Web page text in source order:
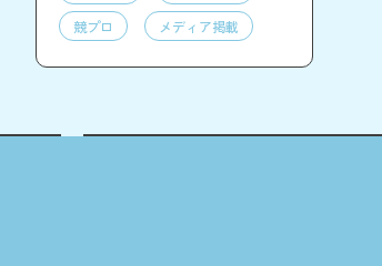
競プロ
メディア掲載